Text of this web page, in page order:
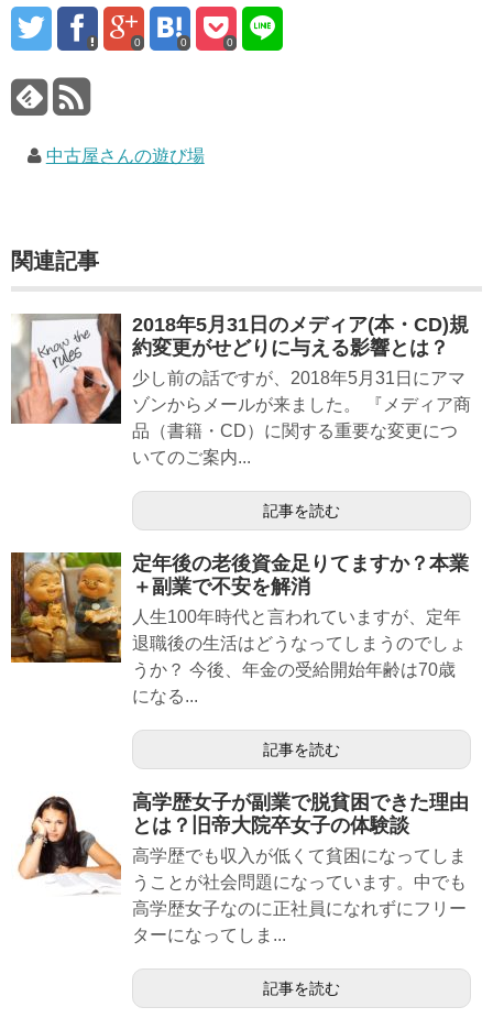
0 0 0
中古屋さんの遊び場
関連記事
2018年5月31日のメディア(本・CD)規
約変更がせどりに与える影響とは？
少し前の話ですが、2018年5月31日にアマ
ゾンからメールが来ました。 『メディア商
品（書籍・CD）に関する重要な変更につ
いてのご案内...
記事を読む
定年後の老後資金足りてますか？本業
＋副業で不安を解消
人生100年時代と言われていますが、定年
退職後の生活はどうなってしまうのでしょ
うか？ 今後、年金の受給開始年齢は70歳
になる...
記事を読む
高学歴女子が副業で脱貧困できた理由
とは？旧帝大院卒女子の体験談
高学歴でも収入が低くて貧困になってしま
うことが社会問題になっています。中でも
高学歴女子なのに正社員になれずにフリー
ターになってしま...
記事を読む